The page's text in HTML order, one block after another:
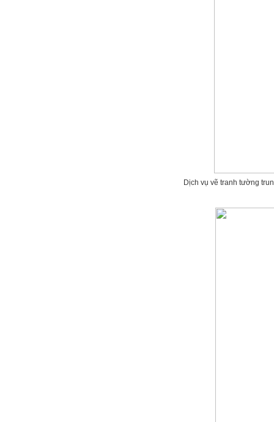
Dịch vụ vẽ tranh tường